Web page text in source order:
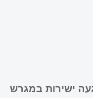
ישירות במגרש